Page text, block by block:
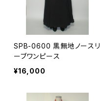
SPB-0600 黒無地ノースリ
ーブワンピース
¥16,000